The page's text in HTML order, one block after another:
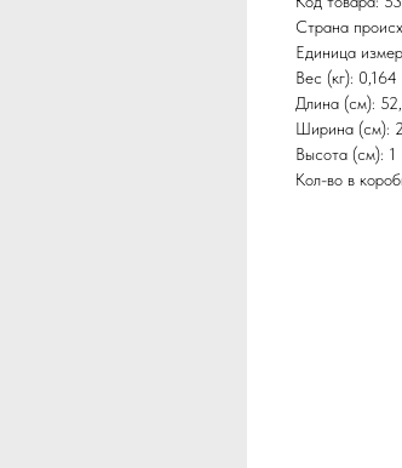
Страна
Единица
Вес (кг): 0,164
Длина (см):
Ширина (см):
Высота (см): 1
Кол-во в